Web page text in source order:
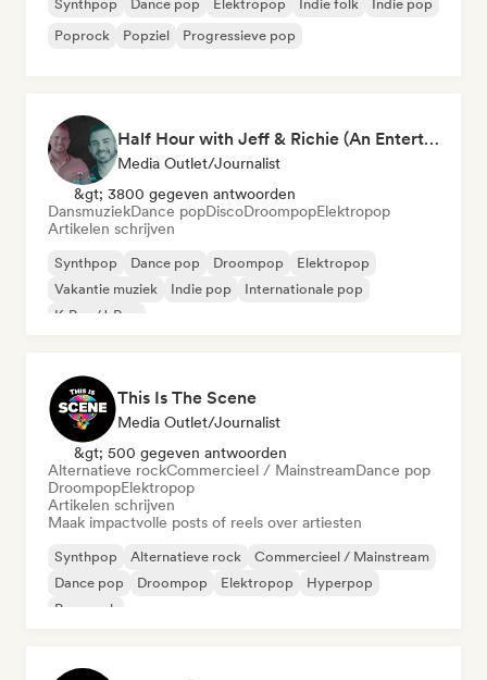
Synthpop Dance pop Elektropop Indie folk
Indie pop
Poprock
Popziel Progressieve pop
Half Hour with Jeff & Richie (An Entertainment Podcast)
Media Outlet/Journalist
&gt; 3800 gegeven antwoorden
DansmuziekDance popDiscoDroompopElektropop
Artikelen schrijven
Synthpop Dance pop Droompop
Elektropop
Vakantie muziek
Indie pop
Internationale pop
K-Pop/J-Pop
This Is The Scene
Media Outlet/Journalist
&gt; 500 gegeven antwoorden
Alternatieve rockCommercieel / MainstreamDance pop
DroompopElektropop
Artikelen schrijven
Maak impactvolle posts of reels over artiesten
Synthpop Alternatieve rock
Commercieel / Mainstream
Dance pop
Droompop Elektropop
Hyperpop
Pop-punk